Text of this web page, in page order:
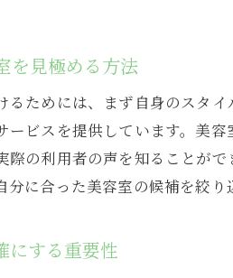
理想の美容室を
を見極める方法
るためには、まず自身のスタ
ービスを提供しています。美
際の利用者の声を知ることが
に合った美容室の候補を絞り
にする重要性